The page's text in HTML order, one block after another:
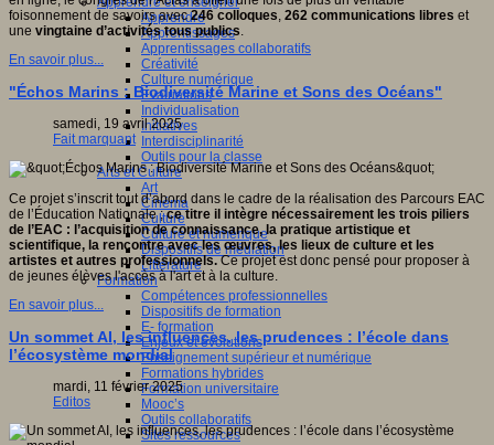
Apprendre
Apprentissages
Apprentissages collaboratifs
Créativité
Culture numérique
Evaluations
Individualisation
Initiatives
Interdisciplinarité
Outils pour la classe
Arts et Culture
Art
Cinéma
Culture
Culture et numérique
Dispositifs de médiation
Littérature
Formation
Compétences professionnelles
Dispositifs de formation
E- formation
Enjeux et évolutions
Enseignement supérieur et numérique
Formations hybrides
Formation universitaire
Mooc’s
Outils collaboratifs
Sites ressources
foisonnement de savoirs avec246 colloques, 262 communications libres et
une vingtaine d’activités tous publics.
En savoir plus...
"Échos Marins : Biodiversité Marine et Sons des Océans"
samedi, 19 avril 2025
Fait marquant
Ce projet s’inscrit tout d’abord dans le cadre de la réalisation des Parcours EAC
de l’Éducation Nationale ;ce titre il intègre nécessairement les trois piliers
de l’EAC : l’acquisition de connaissance, la pratique artistique et
scientifique, la rencontre avec les œuvres, les lieux de culture et les
artistes et autres professionnels.Ce projet est donc pensé pour proposer à
de jeunes élèves l'accès à l'art et à la culture.
En savoir plus...
Un sommet AI, les influences, les prudences : l’école dans
l’écosystème mondial
mardi, 11 février 2025
Editos